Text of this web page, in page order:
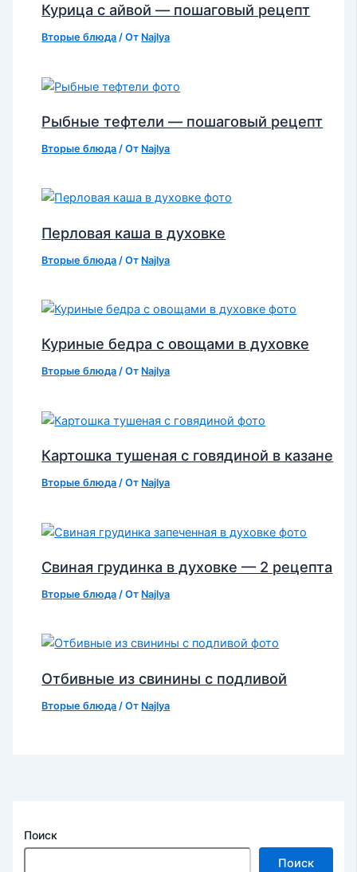
Курица с айвой — пошаговый рецепт
Вторые блюда / От Najlya
Рыбные тефтели — пошаговый рецепт
Вторые блюда / От Najlya
Перловая каша в духовке
Вторые блюда / От Najlya
Куриные бедра с овощами в духовке
Вторые блюда / От Najlya
Картошка тушеная с говядиной в казане
Вторые блюда / От Najlya
Свиная грудинка в духовке — 2 рецепта
Вторые блюда / От Najlya
Отбивные из свинины с подливой
Вторые блюда / От Najlya
Поиск
Поиск